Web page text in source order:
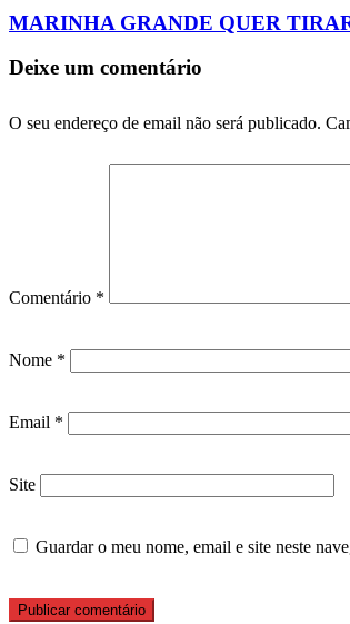
MARINHA GRANDE QUER
Deixe um comentário
O seu endereço de email não será publicado.
Comentário *
Nome *
Email *
Site
Guardar o meu nome, email e site neste